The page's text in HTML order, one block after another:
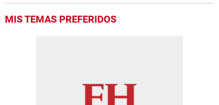
MIS TEMAS PREFERIDOS